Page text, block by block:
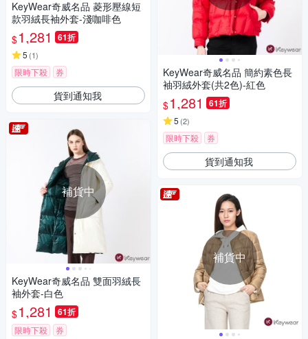
KeyWear奇威名品 菱形壓線短
款羽絨長袖外套-淺咖啡色
$1,281 61折
5 (1)
限時下殺 券
貨到通知我
補貨中
KeyWear奇威名品 雙面羽絨長
袖外套-白色
$1,281 61折
限時下殺 券
KeyWear奇威名品 簡約素色長
袖羽絨外套(共2色)-紅色
$1,281 61折
5 (2)
限時下殺 券
貨到通知我
補貨中